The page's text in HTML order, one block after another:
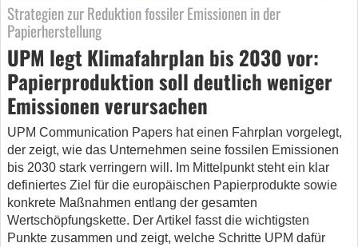
Strategien zur Reduktion fossiler Emissionen in der
Papierherstellung
UPM legt Klimafahrplan bis 2030 vor:
Papierproduktion soll deutlich weniger
Emissionen verursachen
UPM Communication Papers hat einen Fahrplan vorgelegt,
der zeigt, wie das Unternehmen seine fossilen Emissionen
bis 2030 stark verringern will. Im Mittelpunkt steht ein klar
definiertes Ziel für die europäischen Papierprodukte sowie
konkrete Maßnahmen entlang der gesamten
Wertschöpfungskette. Der Artikel fasst die wichtigsten
Punkte zusammen und zeigt, welche Schritte UPM dafür